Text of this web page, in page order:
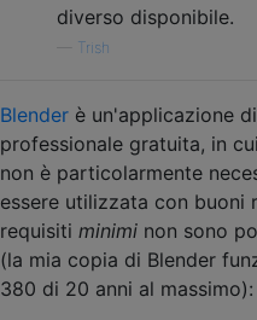
diverso disponibile.
Trish
Blender è un'applicazione
professionale gratuita, in
non è particolarmente
essere utilizzata con buoni
requisiti minimi non sono
(la mia copia di Blender
380 di 20 anni al massimo):